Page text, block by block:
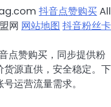
抖音点赞购买All
网 网站地图 抖音粉丝卡
点赞购买，同步提供粉
源直供，安全稳定。下
运营流量需求。